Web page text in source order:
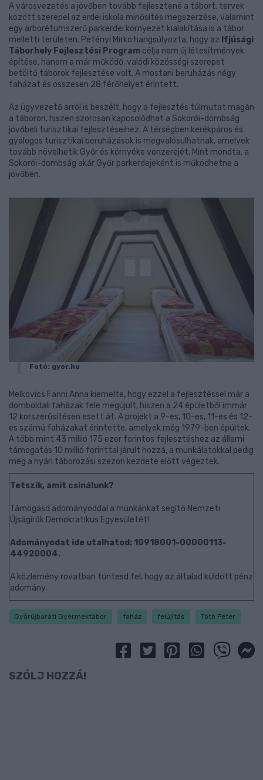
A városvezetés a jövőben tovább fejlesztené a tábort: tervek
között szerepel az erdei iskola minősítés megszerzése, valamint
egy arborétumszerű parkerdei környezet kialakítása is a tábor
melletti területen. Petényi Mirko hangsúlyozta, hogy az Ifjúsági
Táborhely Fejlesztési Program célja nem új létesítmények
építése, hanem a már működő, valódi közösségi szerepet
betöltő táborok fejlesztése volt. A mostani beruházás négy
faházat és összesen 28 férőhelyet érintett.
Az ügyvezető arról is beszélt, hogy a fejlesztés túlmutat magán
a táboron, hiszen szorosan kapcsolódhat a Sokorói-dombság
jövőbeli turisztikai fejlesztéseihez. A térségben kerékpáros és
gyalogos turisztikai beruházások is megvalósulhatnak, amelyek
tovább növelhetik Győr és környéke vonzerejét. Mint mondta, a
Sokorói-dombság akár Győr parkerdejeként is működhetne a
jövőben.
Fotó: gyor.hu
Melkovics Fanni Anna kiemelte, hogy ezzel a fejlesztéssel már a
domboldali faházak fele megújult, hiszen a 24 épületből immár
12 korszerűsítésen esett át. A projekt a 9-es, 10-es, 11-es és 12-
es számú faházakat érintette, amelyek még 1979-ben épültek.
A több mint 43 millió 175 ezer forintos fejlesztéshez az állami
támogatás 10 millió forinttal járult hozzá, a munkálatokkal pedig
még a nyári táborozási szezon kezdete előtt végeztek.
Tetszik, amit csinálunk?
Támogasd adományoddal a munkánkat segítő Nemzeti
Újságírók Demokratikus Egyesületét!
Adományodat ide utalhatod: 10918001-00000113-
44920004.
A közlemény rovatban tüntesd fel, hogy az általad küldött pénz
adomány.
Győrújbaráti Gyermektábor faház felújítás Tóth Péter
SZÓLJ HOZZÁ!